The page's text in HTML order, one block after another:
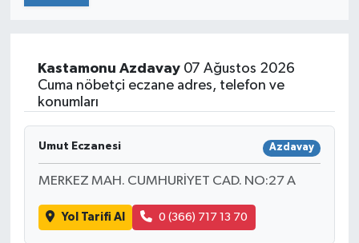
Kastamonu Azdavay07 Ağustos 2026
Cuma nöbetçi eczane adres, telefon ve
konumları
Umut Eczanesi Azdavay
MERKEZ MAH. CUMHURİYET CAD. NO:27 A
Yol Tarifi Al 0 (366) 717 13 70